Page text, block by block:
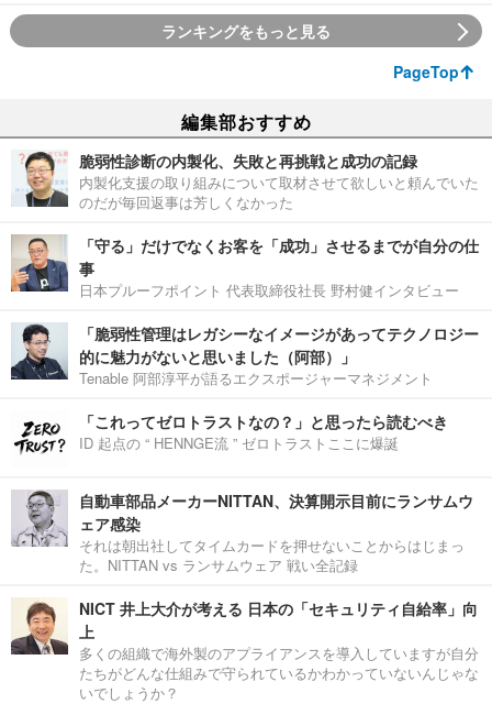
ランキングをもっと見る
PageTop
編集部おすすめ
脆弱性診断の内製化、失敗と再挑戦と成功の記録
内製化支援の取り組みについて取材させて欲しいと頼んでいた
のだが毎回返事は芳しくなかった
「守る」だけでなくお客を「成功」させるまでが自分の仕
事
日本プルーフポイント 代表取締役社長 野村健インタビュー
「脆弱性管理はレガシーなイメージがあってテクノロジー
的に魅力がないと思いました（阿部）」
Tenable 阿部淳平が語るエクスポージャーマネジメント
「これってゼロトラストなの？」と思ったら読むべき
ID 起点の “ HENNGE流 ” ゼロトラストここに爆誕
自動車部品メーカーNITTAN、決算開示目前にランサムウ
ェア感染
それは朝出社してタイムカードを押せないことからはじまっ
た。NITTAN vs ランサムウェア 戦い全記録
NICT 井上大介が考える 日本の「セキュリティ自給率」向
上
多くの組織で海外製のアプライアンスを導入していますが自分
たちがどんな仕組みで守られているかわかっていないんじゃな
いでしょうか？